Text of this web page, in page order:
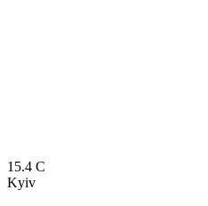
15.4 C
Kyiv